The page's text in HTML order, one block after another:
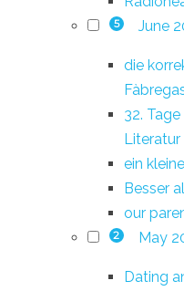
5 June
die
32.
Literatur
ein
Besser
our
2 May
Dating